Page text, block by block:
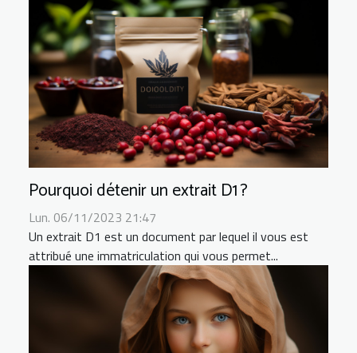
Pourquoi détenir un extrait D1 ?
Lun. 06/11/2023 21:47
Un extrait D1 est un document par lequel il vous est
attribué une immatriculation qui vous permet...